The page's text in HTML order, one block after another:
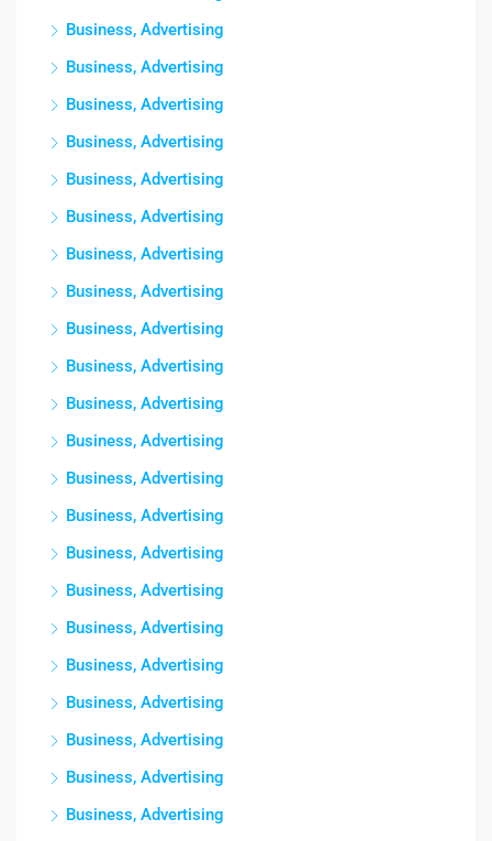
Business, Advertising
Business, Advertising
Business, Advertising
Business, Advertising
Business, Advertising
Business, Advertising
Business, Advertising
Business, Advertising
Business, Advertising
Business, Advertising
Business, Advertising
Business, Advertising
Business, Advertising
Business, Advertising
Business, Advertising
Business, Advertising
Business, Advertising
Business, Advertising
Business, Advertising
Business, Advertising
Business, Advertising
Business, Advertising